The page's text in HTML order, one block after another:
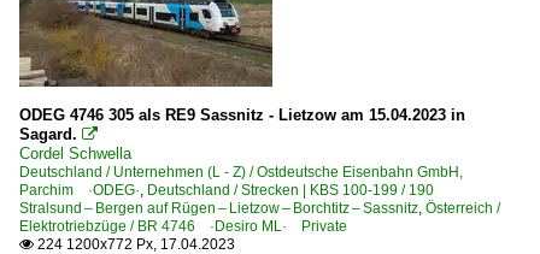
ODEG 4746 305 als RE9 Sassnitz - Lietzow am 15.04.2023 in
Sagard. 
Cordel Schwella
Deutschland / Unternehmen (L - Z) / Ostdeutsche Eisenbahn GmbH,
Parchim ·ODEG·, Deutschland / Strecken | KBS 100-199 / 190
Stralsund – Bergen auf Rügen – Lietzow – Borchtitz – Sassnitz, Österreich /
Elektrotriebzüge / BR 4746 ·Desiro ML· Private
 224 1200x772 Px, 17.04.2023